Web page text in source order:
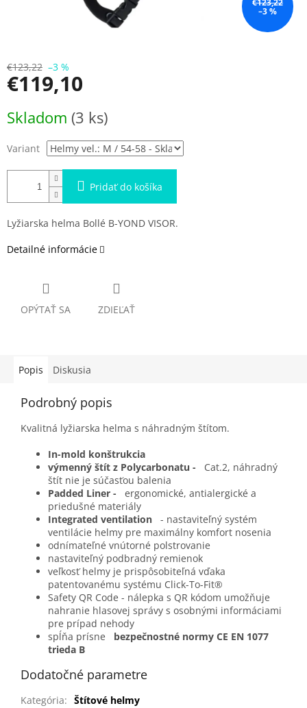
–3 %
€123,22 –3 %
€119,10
cena:
Skladom (3 ks)
Variant
Pridať do košíka
Lyžiarska helma Bollé B-YOND VISOR.
Detailné informácie
OPÝTAŤ SA ZDIEĽAŤ
Popis Diskusia
Podrobný popis
Kvalitná lyžiarska helma s náhradným štítom.
In-mold konštrukcia
výmenný štít z Polycarbonatu -
Cat.2, náhradný
štít nie je súčasťou balenia
Padded Liner -
ergonomické, antialergické a
priedušné materiály
Integrated ventilation
- nastaviteľný systém
ventilácie helmy pre maximálny komfort nosenia
odnímateľné vnútorné polstrovanie
nastaviteľný podbradný remienok
veľkosť helmy je prispôsobiteľná vďaka
patentovanému systému Click-To-Fit®
Safety QR Code - nálepka s QR kódom umožňuje
nahranie hlasovej správy s osobnými informáciami
pre prípad nehody
spĺňa prísne
bezpečnostné normy CE EN 1077
trieda B
Dodatočné parametre
Kategória: Štítové helmy